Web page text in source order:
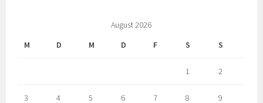
August 2026
M
D M D F S S
1 2
3 4 5 6 7 8 9